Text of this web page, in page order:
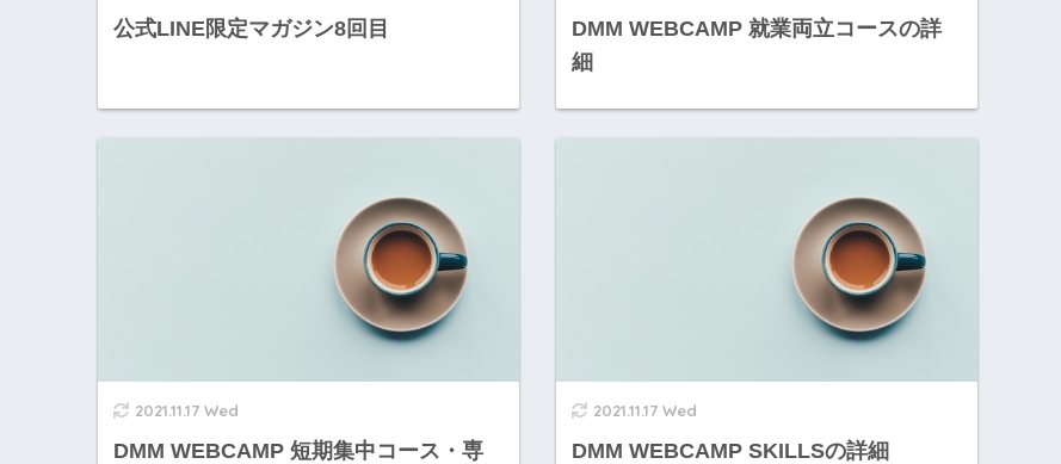
公式LINE限定マガジン8回目
DMM WEBCAMP 就業両立コースの詳
細
2021.11.17 Wed
DMM WEBCAMP 短期集中コース・専
2021.11.17 Wed
DMM WEBCAMP SKILLSの詳細